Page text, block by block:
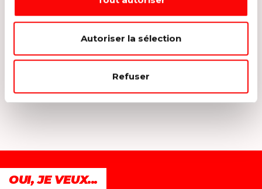
Autoriser la sélection
Refuser
VOIR TOUS LES
ÉVÉNEMENTS
OUI, JE VEUX...